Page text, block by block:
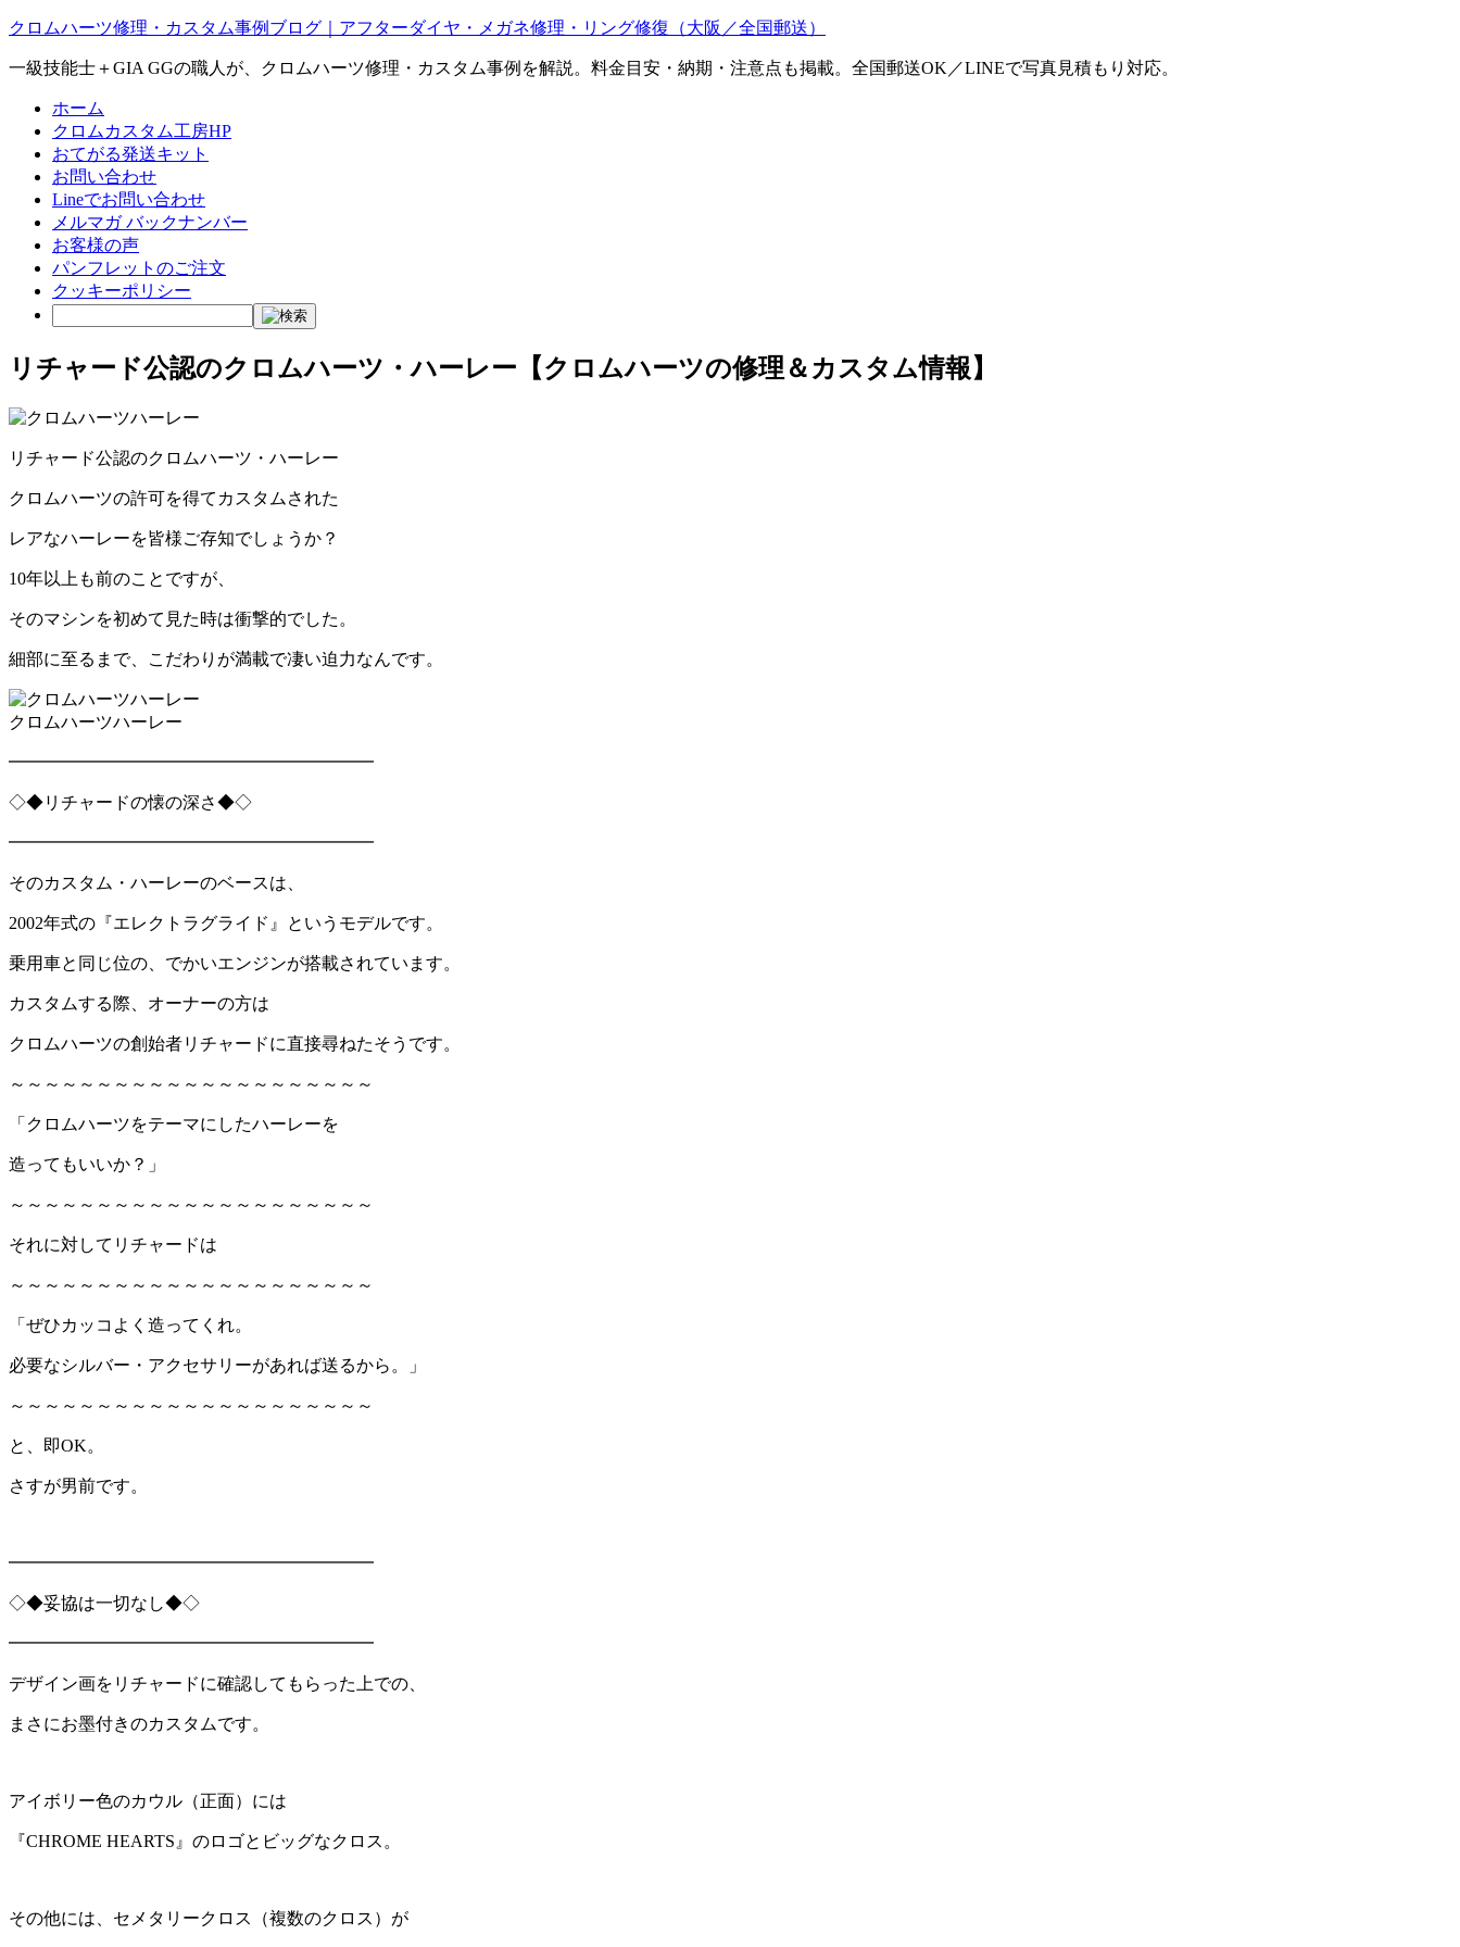
クロムハーツ修理・カスタム事例ブログ｜アフターダイヤ・メガネ修理・リング修復（大阪／全国郵送）
一級技能士＋GIA GGの職人が、クロムハーツ修理・カスタム事例を解説。料金目安・納期・注意点も掲載。全国郵送OK／LINEで写真見積もり対応。
ホーム
クロムカスタム工房HP
おてがる発送キット
お問い合わせ
Lineでお問い合わせ
メルマガ バックナンバー
お客様の声
パンフレットのご注文
クッキーポリシー
リチャード公認のクロムハーツ・ハーレー【クロムハーツの修理＆カスタム情報】
リチャード公認のクロムハーツ・ハーレー
クロムハーツの許可を得てカスタムされた
レアなハーレーを皆様ご存知でしょうか？
10年以上も前のことですが、
そのマシンを初めて見た時は衝撃的でした。
細部に至るまで、こだわりが満載で凄い迫力なんです。
クロムハーツハーレー
━━━━━━━━━━━━━━━━━━━━━
◇◆リチャードの懐の深さ◆◇
━━━━━━━━━━━━━━━━━━━━━
そのカスタム・ハーレーのベースは、
2002年式の『エレクトラグライド』というモデルです。
乗用車と同じ位の、でかいエンジンが搭載されています。
カスタムする際、オーナーの方は
クロムハーツの創始者リチャードに直接尋ねたそうです。
～～～～～～～～～～～～～～～～～～～～～
「クロムハーツをテーマにしたハーレーを
造ってもいいか？」
～～～～～～～～～～～～～～～～～～～～～
それに対してリチャードは
～～～～～～～～～～～～～～～～～～～～～
「ぜひカッコよく造ってくれ。
必要なシルバー・アクセサリーがあれば送るから。」
～～～～～～～～～～～～～～～～～～～～～
と、即OK。
さすが男前です。
━━━━━━━━━━━━━━━━━━━━━
◇◆妥協は一切なし◆◇
━━━━━━━━━━━━━━━━━━━━━
デザイン画をリチャードに確認してもらった上での、
まさにお墨付きのカスタムです。
アイボリー色のカウル（正面）には
『CHROME HEARTS』のロゴとビッグなクロス。
その他には、セメタリークロス（複数のクロス）が